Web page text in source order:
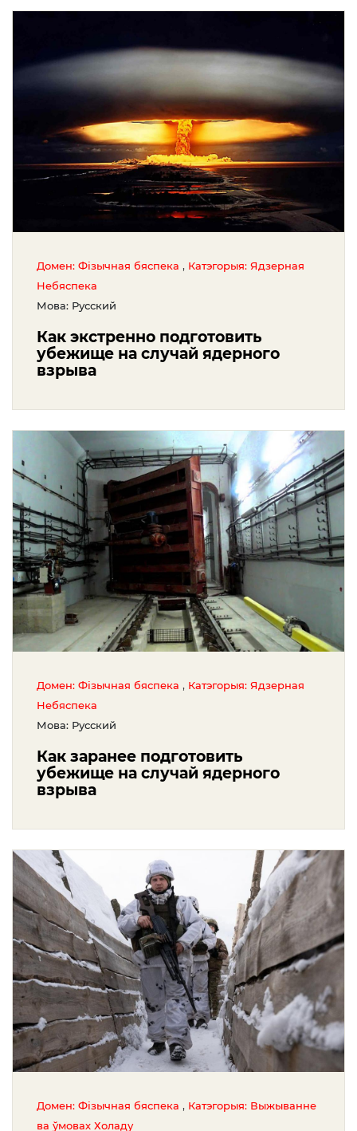
Домен: Фізычная бяспека , Катэгорыя: Ядзерная
Небяспека
Мова: Русский
Как экстренно подготовить
убежище на случай ядерного
взрыва
Домен: Фізычная бяспека , Катэгорыя: Ядзерная
Небяспека
Мова: Русский
Как заранее подготовить
убежище на случай ядерного
взрыва
Домен: Фізычная бяспека , Катэгорыя: Выжыванне
ва ўмовах Холаду